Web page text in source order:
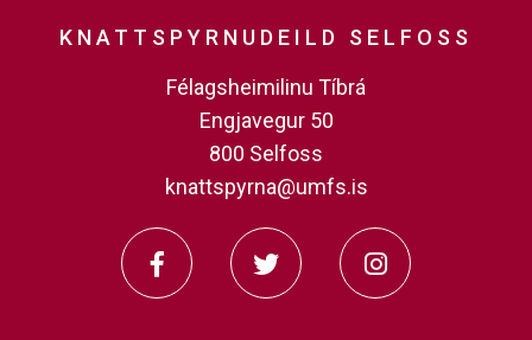
KNATTSPYRNUDEILD SELFOSS
Félagsheimilinu Tíbrá
Engjavegur 50
800 Selfoss
knattspyrna@umfs.is